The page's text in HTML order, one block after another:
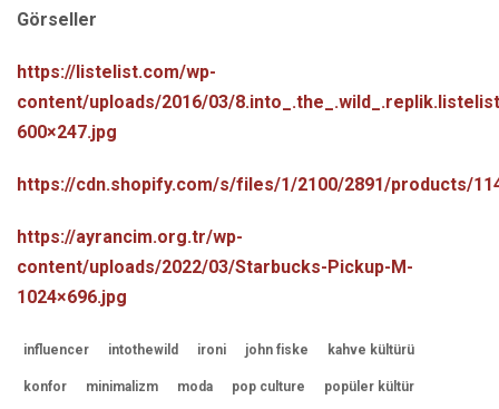
Görseller
https://listelist.com/wp-
content/uploads/2016/03/
600×247.jpg
https://cdn.shopify.com/s/files/1/2100/2891/products/
https://ayrancim.org.tr/wp-
content/uploads/2022/03/Starbucks-Pickup-M-
1024×696.jpg
influencer intothewild ironi john fiske kahve kültürü
konfor minimalizm moda pop culture popüler kültür